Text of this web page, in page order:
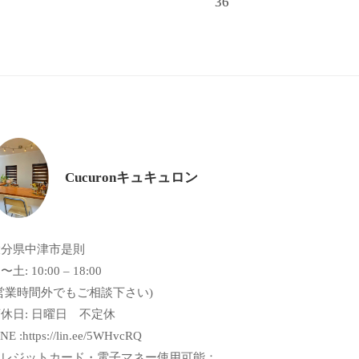
Cucuronキュキュロン
県中津市是則
土: 10:00 – 18:00
業時間外でもご相談下さい)
日: 日曜日 不定休
:https://lin.ee/5WHvcRQ